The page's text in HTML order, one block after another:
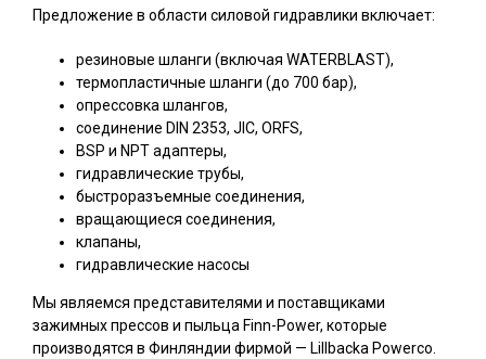
Предложение в области силовой гидравлики включает:
резиновые шланги (включая WATERBLAST),
термопластичные шланги (до 700 бар),
опрессовка шлангов,
соединение DIN 2353, JIC, ORFS,
BSP и NPT адаптеры,
гидравлические трубы,
быстроразъемные соединения,
вращающиеся соединения,
клапаны,
гидравлические насосы
Мы являемся представителями и поставщиками
зажимных прессов и пыльца Finn-Power, которые
производятся в Финляндии фирмой — Lillbacka Powerco.